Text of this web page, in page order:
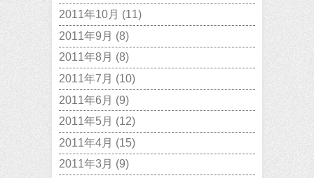
2011年10月 (11)
2011年9月 (8)
2011年8月 (8)
2011年7月 (10)
2011年6月 (9)
2011年5月 (12)
2011年4月 (15)
2011年3月 (9)